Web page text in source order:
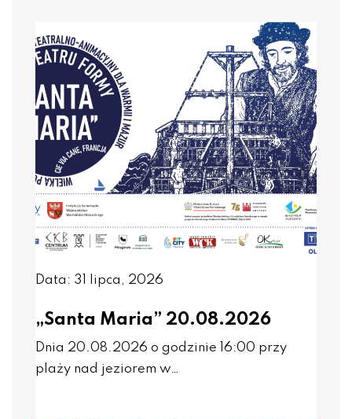
Data: 31 lipca, 2026
„Santa Maria” 20.08.2026
Dnia 20.08.2026 o godzinie 16:00 przy
plaży nad jeziorem w…